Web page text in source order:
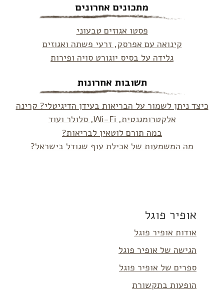
מתכונים אחרונים
פסטו אגוזים טבעוני
קינואה עם אפרסק, זרעי פשתה ואגוזים
גלידה על בסיס יוגורט סויה ופירות
תשובות אחרונות
כיצד ניתן לשמור על הבריאות בעידן הדיגיטלי? קרינה
אלקטרומגנטית, Wi-Fi, סלולר ועוד
במה תורם לוטאין לבריאות?
מה המשמעות של אכילת עוף שגודל בישראל?
אופיר פוגל
אודות אופיר פוגל
הגישה של אופיר פוגל
ספרים של אופיר פוגל
הופעות בתקשורת